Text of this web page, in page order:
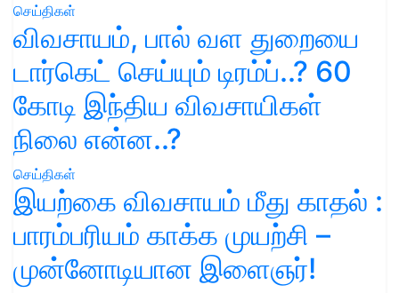
செய்திகள்
விவசாயம், பால் வள துறையை
டார்கெட் செய்யும் டிரம்ப்..? 60
கோடி இந்திய விவசாயிகள்
நிலை என்ன..?
செய்திகள்
இயற்கை விவசாயம் மீது காதல் :
பாரம்பரியம் காக்க முயற்சி –
முன்னோடியான இளைஞர்!